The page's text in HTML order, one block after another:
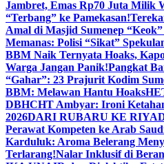
Jambret, Emas Rp70 Juta Milik
“Terbang” ke Pamekasan!
Amal di Masjid Sumenep
Memanas: Polisi “Sikat”
BBM Naik Ternyata Hoaks,
Warga Jangan Panik!Pangkat
“Gahar”: 23 Prajurit Kodim
BBM: Melawan Hantu Hoaks
DBHCHT Ambyar: Ironi
2026DARI RUBARU KE
Perawat Kompeten ke Arab
Karduluk: Aroma Belerang
Terlarang!Nalar Inklusif di